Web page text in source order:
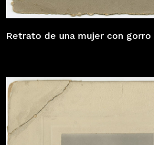
Retrato de una mujer con gorro